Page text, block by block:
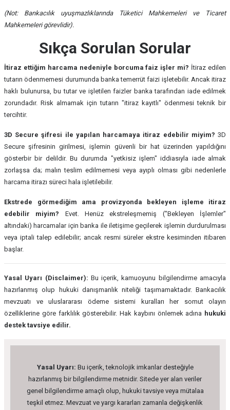
(Not: Bankacılık uyuşmazlıklarında Tüketici Mahkemeleri ve Ticaret
Mahkemeleri görevlidir).
Sıkça Sorulan Sorular
İtiraz ettiğim harcama nedeniyle borcuma faiz işler mi? İtiraz edilen
tutarın ödenmemesi durumunda banka temerrüt faizi işletebilir. Ancak itiraz
haklı bulunursa, bu tutar ve işletilen faizler banka tarafından iade edilmek
zorundadır. Risk almamak için tutarın "itiraz kayıtlı" ödenmesi teknik bir
tercihtir.
3D Secure şifresi ile yapılan harcamaya itiraz edebilir miyim? 3D
Secure şifresinin girilmesi, işlemin güvenli bir hat üzerinden yapıldığını
gösterbir bir delildir. Bu durumda "yetkisiz işlem" iddiasıyla iade almak
zorlaşsa da; malın teslim edilmemesi veya ayıplı olması gibi nedenlerle
harcama itirazı süreci hala işletilebilir.
Ekstrede görmediğim ama provizyonda bekleyen işleme itiraz
edebilir miyim? Evet. Henüz ekstreleşmemiş ("Bekleyen İşlemler"
altındaki) harcamalar için banka ile iletişime geçilerek işlemin durdurulması
veya iptali talep edilebilir; ancak resmi süreler ekstre kesiminden itibaren
başlar.
Yasal Uyarı (Disclaimer): Bu içerik, kamuoyunu bilgilendirme amacıyla
hazırlanmış olup hukuki danışmanlık niteliği taşımamaktadır. Bankacılık
mevzuatı ve uluslararası ödeme sistemi kuralları her somut olayın
özelliklerine göre farklılık gösterebilir. Hak kaybını önlemek adına hukuki
destek tavsiye edilir.
Yasal Uyarı: Bu içerik, teknolojik imkanlar desteğiyle
hazırlanmış bir bilgilendirme metnidir. Sitede yer alan veriler
genel bilgilendirme amaçlı olup, hukuki tavsiye veya mütalaa
teşkil etmez. Mevzuat ve yargı kararları zamanla değişkenlik